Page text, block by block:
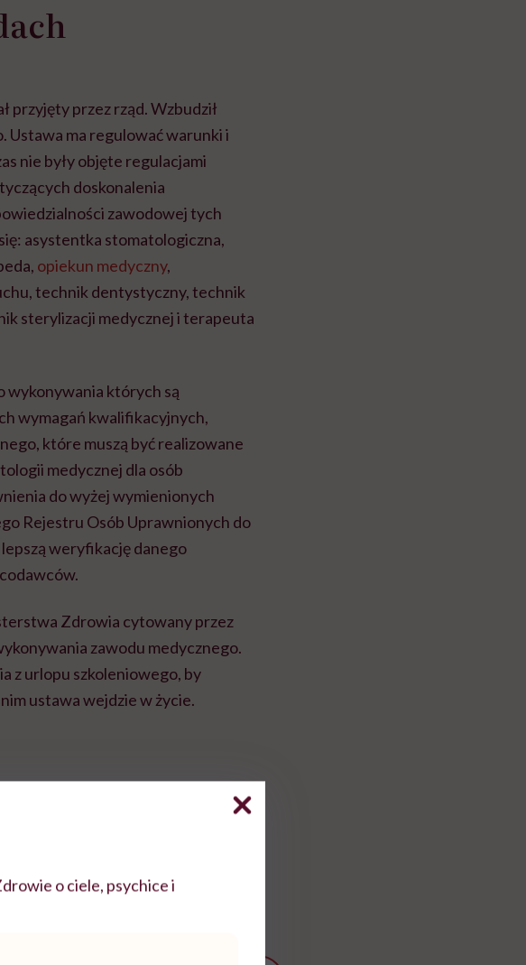
przyjęty przez rząd. Wzbudził
ma regulować warunki i
nie były objęte regulacjami
doskonalenia
zawodowej tych
asystentka stomatologiczna,
opiekun medyczny,
technik dentystyczny, technik
sterylizacji medycznej i terapeuta
wykonywania których są
wymagań kwalifikacyjnych,
które muszą być realizowane
medycznej dla osób
do wyżej wymienionych
Rejestru Osób Uprawnionych do
weryfikację danego
Zdrowia cytowany przez
zawodu medycznego.
z urlopu szkoleniowego, by
ustawa wejdzie w życie.
o ciele, psychice i